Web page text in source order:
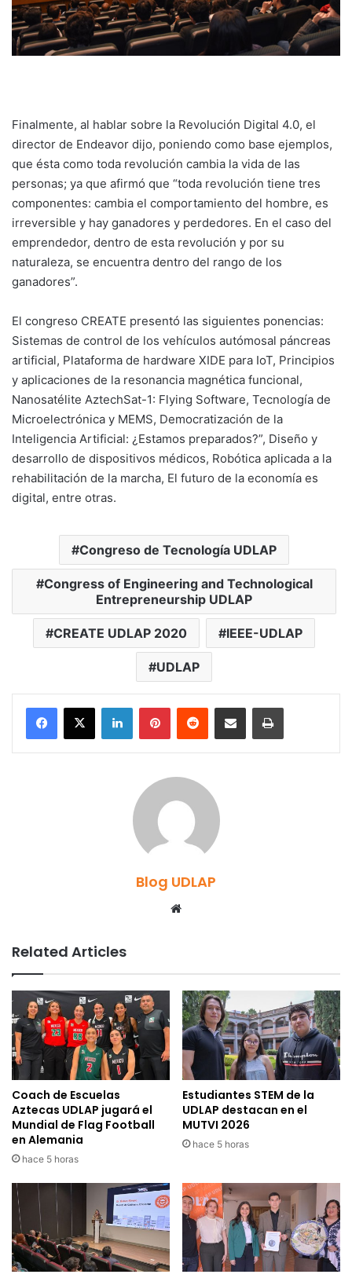
Finalmente, al hablar sobre la Revolución Digital 4.0, el
director de Endeavor dijo, poniendo como base ejemplos,
que ésta como toda revolución cambia la vida de las
personas; ya que afirmó que “toda revolución tiene tres
componentes: cambia el comportamiento del hombre, es
irreversible y hay ganadores y perdedores. En el caso del
emprendedor, dentro de esta revolución y por su
naturaleza, se encuentra dentro del rango de los
ganadores”.
El congreso CREATE presentó las siguientes ponencias:
Sistemas de control de los vehículos autómosal páncreas
artificial, Plataforma de hardware XIDE para IoT, Principios
y aplicaciones de la resonancia magnética funcional,
Nanosatélite AztechSat-1: Flying Software, Tecnología de
Microelectrónica y MEMS, Democratización de la
Inteligencia Artificial: ¿Estamos preparados?”, Diseño y
desarrollo de dispositivos médicos, Robótica aplicada a la
rehabilitación de la marcha, El futuro de la economía es
digital, entre otras.
Congreso de Tecnología UDLAP
Congress of Engineering and Technological
Entrepreneurship UDLAP
CREATE UDLAP 2020 IEEE-UDLAP
UDLAP
LinkedInPinterestReddit Share via Email Print
Blog UDLAP
Related Articles
Coach de Escuelas
Aztecas UDLAP jugará el
Mundial de Flag Football
en Alemania
hace 5 horas
Estudiantes STEM de la
UDLAP destacan en el
MUTVI 2026
hace 5 horas